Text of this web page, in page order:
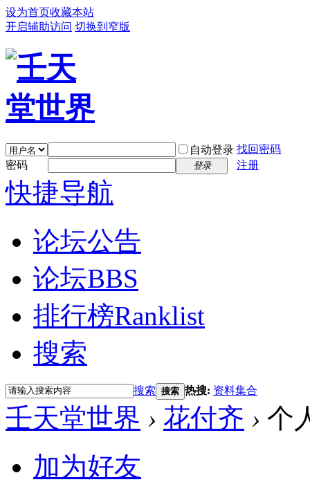
设为首页收藏本站
开启辅助访问 切换到窄版
自动登录 找回密码
密码
登录 注册
快捷导航
论坛公告
论坛BBS
排行榜Ranklist
搜索
搜索 搜索 热搜: 资料集合
壬天堂世界 › 花付齐 › 个
加为好友